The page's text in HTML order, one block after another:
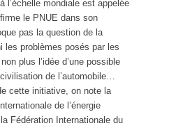
l’échelle mondiale est appelée
le PNUE dans son
pas la question de la
les problèmes posés par les
plus l’idée d’une possible
de l’automobile…
cette initiative, on note la
de l’énergie
Fédération Internationale du